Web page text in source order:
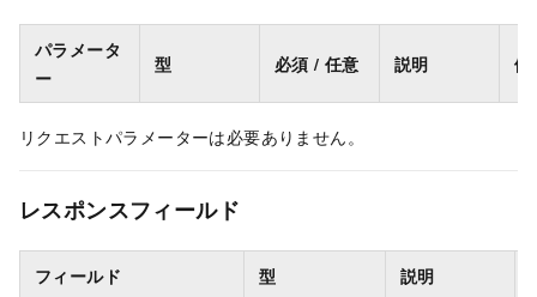
パラメータ
ー
型 必須 / 任意 説明 例
リクエストパラメーターは必要ありません。
レスポンスフィールド
フィールド 型 説明